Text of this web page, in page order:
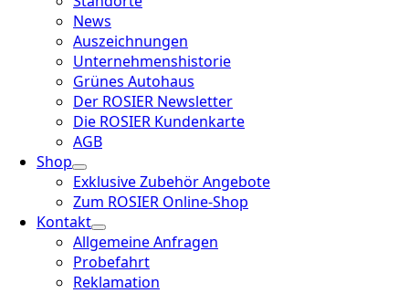
News
Auszeichnungen
Unternehmenshistorie
Grünes Autohaus
Der ROSIER Newsletter
Die ROSIER Kundenkarte
AGB
Shop
Exklusive Zubehör Angebote
Zum ROSIER Online-Shop
Kontakt
Allgemeine Anfragen
Probefahrt
Reklamation